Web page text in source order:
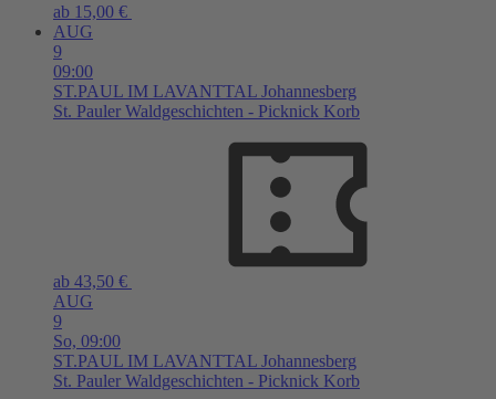
ab 15,00 €
AUG
9
09:00
ST.PAUL IM LAVANTTAL Johannesberg
St. Pauler Waldgeschichten - Picknick Korb
ab 43,50 €
AUG
9
So, 09:00
ST.PAUL IM LAVANTTAL Johannesberg
St. Pauler Waldgeschichten - Picknick Korb